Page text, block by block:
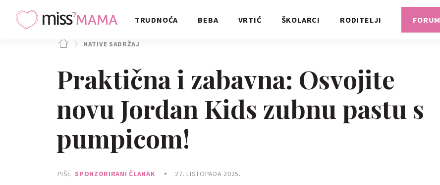
TRUDNOĆA BEBA VRTIĆ ŠKOLARCI RODITELJI FORUM
NATIVE SADRŽAJ
Praktična i zabavna: Osvojite
novu Jordan Kids zubnu pastu s
pumpicom!
PIŠE SPONZORIRANI ČLANAK 27. LISTOPADA 2025.